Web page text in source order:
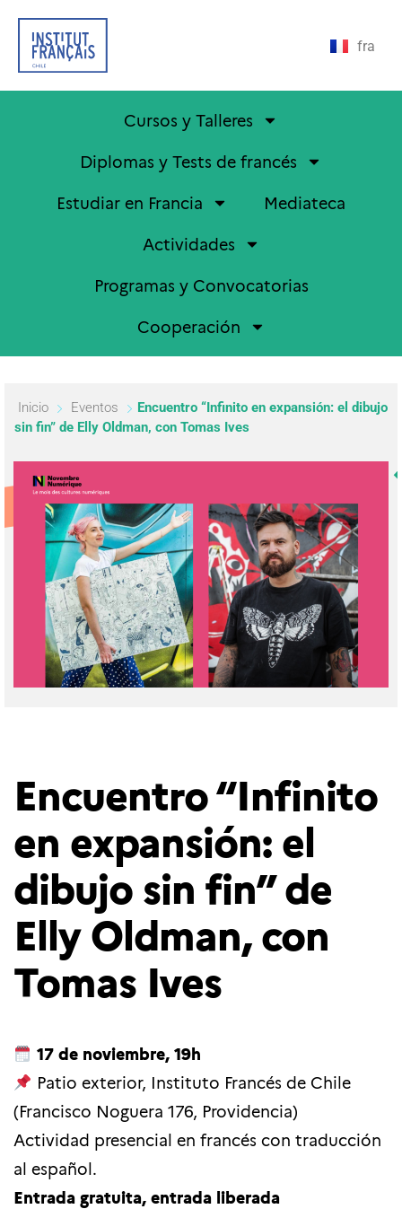
fra
Cursos y Talleres
Diplomas y Tests de francés
Estudiar en Francia
Mediateca
Actividades
Programas y Convocatorias
Cooperación
Inicio Eventos
Encuentro “Infinito en expansión: el dibujo
sin fin” de Elly Oldman, con Tomas Ives
Encuentro “Infinito
en expansión: el
dibujo sin fin” de
Elly Oldman, con
Tomas Ives
17 de noviembre, 19h
Patio exterior, Instituto Francés de Chile
(Francisco Noguera 176, Providencia)
Actividad presencial en francés con traducción
al español.
Entrada gratuita, entrada liberada